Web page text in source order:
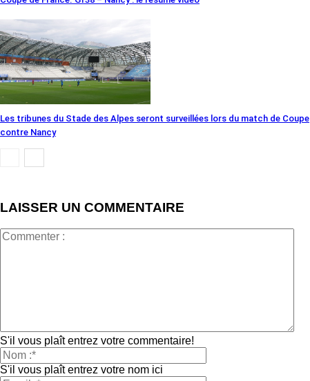
Les tribunes du Stade des Alpes seront surveillées lors du match de Coupe
contre Nancy
LAISSER UN COMMENTAIRE
S'il vous plaît entrez votre commentaire!
S'il vous plaît entrez votre nom ici